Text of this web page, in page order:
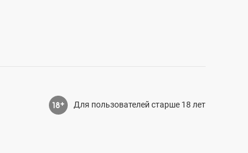
Для пользователей старше 18 лет